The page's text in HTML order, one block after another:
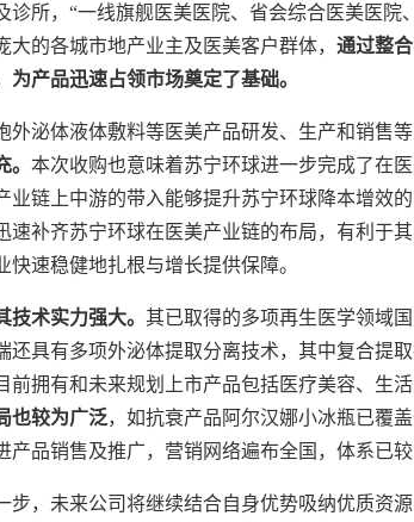
所，“一线旗舰医美医院、省会综合医美医院
的各城市地产业主及医美客户群体， 通过整
产品迅速占领市场奠定了基础。
泌体液体敷料等医美产品研发、生产和销售
本次收购也意味着苏宁环球进一步完成了在
链上中游的带入能够提升苏宁环球降本增效
补齐苏宁环球在医美产业链的布局，有利于
速稳健地扎根与增长提供保障。
术实力强大。 其已取得的多项再生医学领域
具有多项外泌体提取分离技术，其中复合提
前拥有和未来规划上市产品包括医疗美容、生
也较为广泛，如抗衰产品阿尔汉娜小冰瓶已覆
品销售及推广，营销网络遍布全国，体系已较
，未来公司将继续结合自身优势吸纳优质资